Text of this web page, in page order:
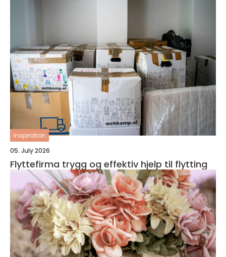
inspiration
05. July 2026
Flyttefirma trygg og effektiv hjelp til flytting